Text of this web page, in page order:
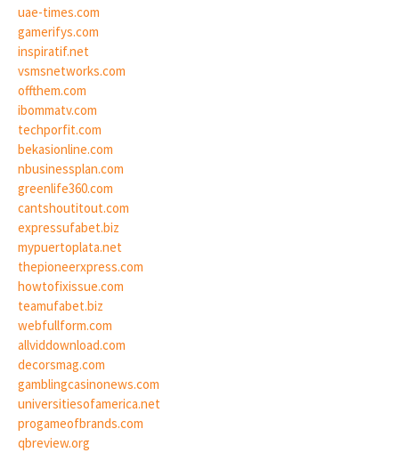
uae-times.com
gamerifys.com
inspiratif.net
vsmsnetworks.com
offthem.com
ibommatv.com
techporfit.com
bekasionline.com
nbusinessplan.com
greenlife360.com
cantshoutitout.com
expressufabet.biz
mypuertoplata.net
thepioneerxpress.com
howtofixissue.com
teamufabet.biz
webfullform.com
allviddownload.com
decorsmag.com
gamblingcasinonews.com
universitiesofamerica.net
progameofbrands.com
qbreview.org